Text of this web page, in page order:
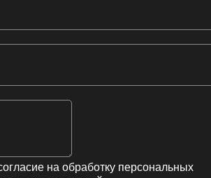
на обработку персональных